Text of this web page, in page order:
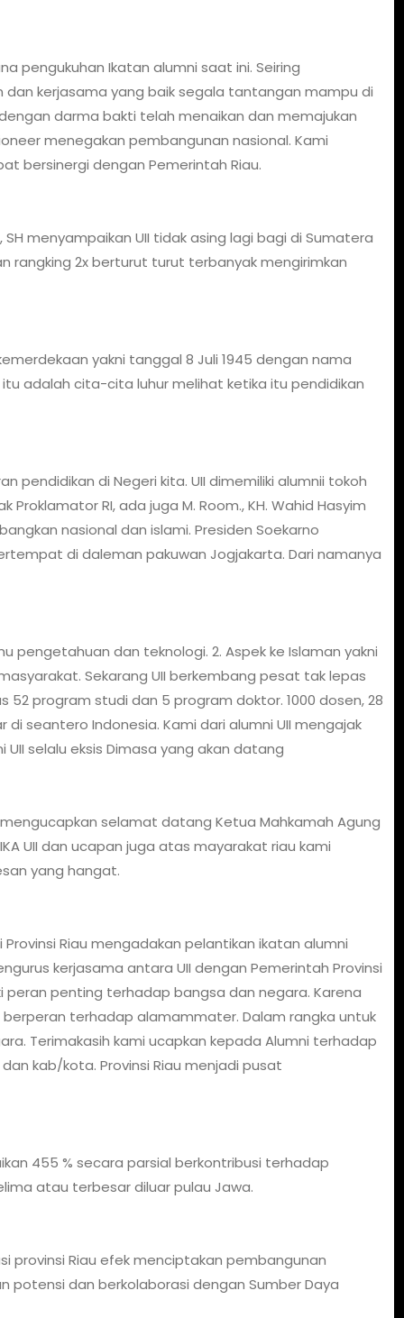
pengukuhan Ikatan alumni saat ini. Seiring
kerjasama yang baik segala tantangan mampu di
darma bakti telah menaikan dan memajukan
menegakan pembangunan nasional. Kami
bersinergi dengan Pemerintah Riau.
menyampaikan UII tidak asing lagi bagi di Sumatera
rangking 2x berturut turut terbanyak mengirimkan
yakni tanggal 8 Juli 1945 dengan nama
itu adalah cita-cita luhur melihat ketika itu pendidikan
pendidikan di Negeri kita. UII dimemiliki alumnii tokoh
RI, ada juga M. Room., KH. Wahid Hasyim
nasional dan islami. Presiden Soekarno
di daleman pakuwan Jogjakarta. Dari namanya
pengetahuan dan teknologi. 2. Aspek ke Islaman yakni
Sekarang UII berkembang pesat tak lepas
program studi dan 5 program doktor. 1000 dosen, 28
seantero Indonesia. Kami dari alumni UII mengajak
selalu eksis Dimasa yang akan datang
selamat datang Ketua Mahkamah Agung
UII dan ucapan juga atas mayarakat riau kami
yang hangat.
Riau mengadakan pelantikan ikatan alumni
kerjasama antara UII dengan Pemerintah Provinsi
peran penting terhadap bangsa dan negara. Karena
terhadap alamammater. Dalam rangka untuk
Terimakasih kami ucapkan kepada Alumni terhadap
kab/kota. Provinsi Riau menjadi pusat
455 % secara parsial berkontribusi terhadap
atau terbesar diluar pulau Jawa.
provinsi Riau efek menciptakan pembangunan
potensi dan berkolaborasi dengan Sumber Daya